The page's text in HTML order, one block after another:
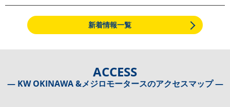
新着情報一覧
ACCESS
― KW OKINAWA &メジロモータースのアクセスマップ ―